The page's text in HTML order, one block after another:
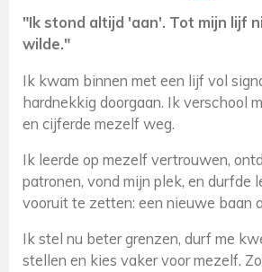
"Ik stond altijd 'aan'. Tot mijn lijf
wilde."
Ik kwam binnen met een lijf vol
hardnekkig doorgaan. Ik verschool
en cijferde mezelf weg.
Ik leerde op mezelf vertrouwen,
patronen, vond mijn plek, en durfde
vooruit te zetten: een nieuwe baan
Ik stel nu beter grenzen, durf me
stellen en kies vaker voor mezelf.